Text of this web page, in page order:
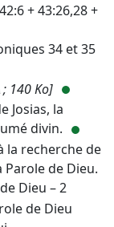
+ 43:26,28 +
34 et 35
; 140 Ko]
Josias, la
divin.
la recherche de
Parole de Dieu.
Dieu – 2
de Dieu